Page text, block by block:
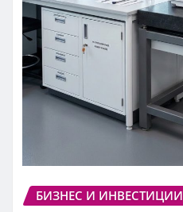
БИЗНЕС И ИНВЕСТИЦИИ